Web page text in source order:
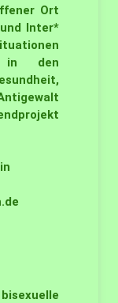
Ort
Inter*
in den